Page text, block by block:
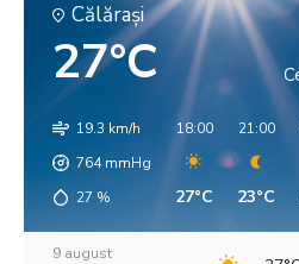
Călăraşi
27°C
19.3 km/h
764mmHg
27 %
18:00
27°C
21:00
23°C
9 august